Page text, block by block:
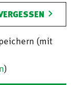
(mit
)